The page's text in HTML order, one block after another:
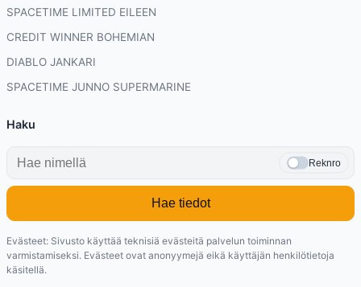
SPACETIME LIMITED EILEEN
CREDIT WINNER BOHEMIAN
DIABLO JANKARI
SPACETIME JUNNO SUPERMARINE
Haku
Reknro
Hae tiedot
Evästeet: Sivusto käyttää teknisiä evästeitä palvelun toiminnan
varmistamiseksi. Evästeet ovat anonyymejä eikä käyttäjän henkilötietoja
käsitellä.